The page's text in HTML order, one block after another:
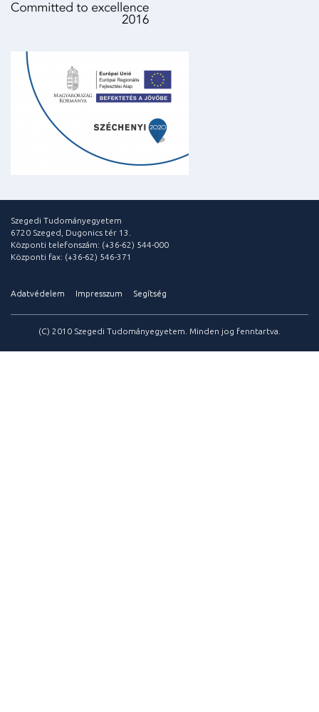
Szegedi Tudományegyetem
6720 Szeged, Dugonics tér 13.
Központi telefonszám: (+36-62) 544-000
Központi fax: (+36-62) 546-371
Adatvédelem Impresszum Segítség
(C) 2010 Szegedi Tudományegyetem. Minden jog fenntartva.